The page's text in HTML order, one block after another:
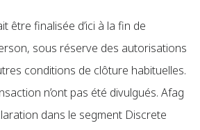
être finalisée d’ici à la fin de
sous réserve des autorisations
conditions de clôture habituelles.
n’ont pas été divulgués. Afag
dans le segment Discrete